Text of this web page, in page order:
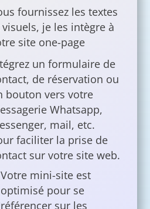
fournissez les textes
visuels, je les intègre à
site one-page
un formulaire de
de réservation ou
bouton vers votre
Whatsapp,
mail, etc.
faciliter la prise de
sur votre site web.
Votre mini-site est
optimisé pour se
référencer sur les